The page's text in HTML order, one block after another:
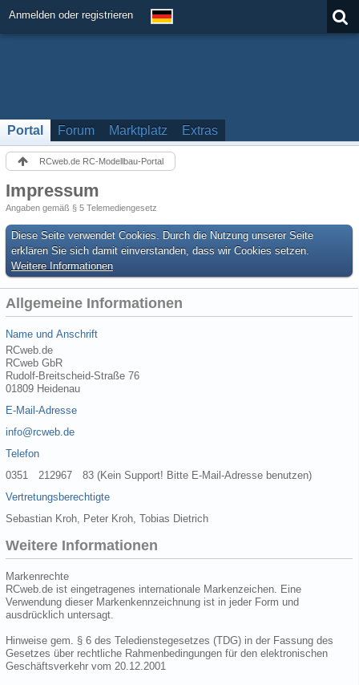
Anmelden oder registrieren
Portal Forum Marktplatz Extras
RCweb.de RC-Modellbau-Portal
Impressum
Angaben gemäß § 5 Telemediengesetz
Diese Seite verwendet Cookies. Durch die Nutzung unserer Seite
erklären Sie sich damit einverstanden, dass wir Cookies setzen.
Weitere Informationen
Allgemeine Informationen
Name und Anschrift
RCweb.de
RCweb GbR
Rudolf-Breitscheid-Straße 76
01809 Heidenau
E-Mail-Adresse
info@rcweb.de
Telefon
0351 212967 83 (Kein Support! Bitte E-Mail-Adresse benutzen)
Vertretungsberechtigte
Sebastian Kroh, Peter Kroh, Tobias Dietrich
Weitere Informationen
Markenrechte
RCweb.de ist eingetragenes internationale Markenzeichen. Eine
Verwendung dieser Markenkennzeichnung ist in jeder Form und
ausdrücklich untersagt.
Hinweise gem. § 6 des Teledienstegesetzes (TDG) in der Fassung des
Gesetzes über rechtliche Rahmenbedingungen für den elektronischen
Geschäftsverkehr vom 20.12.2001